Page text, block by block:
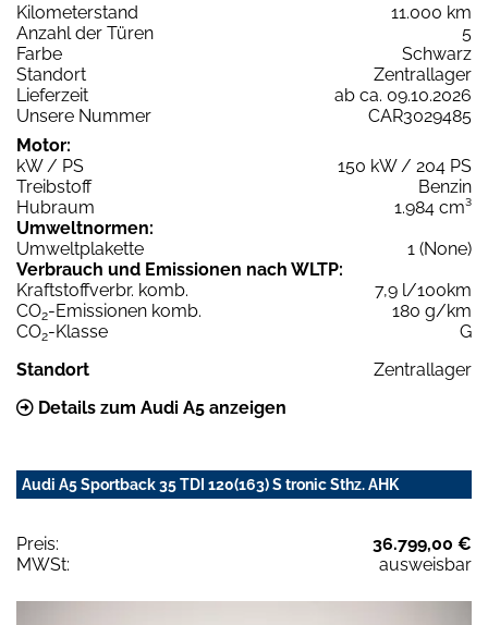
Kilometerstand
11.000 km
Anzahl der Türen
5
Farbe
Schwarz
Standort
Zentrallager
Lieferzeit
ab ca. 09.10.2026
Unsere Nummer
CAR3029485
Motor:
kW / PS
150 kW / 204 PS
Treibstoff
Benzin
Hubraum
1.984 cm³
Umweltnormen:
Umweltplakette
1 (None)
Verbrauch und Emissionen nach WLTP:
Kraftstoffverbr. komb.
7,9 l/100km
CO2-Emissionen komb.
180 g/km
CO2-Klasse
G
Standort
Zentrallager
Details zum Audi A5 anzeigen
Audi A5 Sportback 35 TDI 120(163) S tronic Sthz. AHK
Preis:
36.799,00 €
MWSt:
ausweisbar